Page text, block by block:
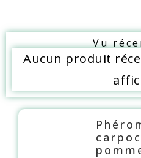
Vu
Aucun produit